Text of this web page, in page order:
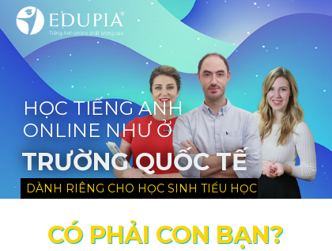
HỌC TIẾNG ANH
ONLINE NHƯ Ở
TRƯỜNG QUỐC TẾ
DÀNH RIÊNG CHO HỌC SINH TIỂU HỌC
CÓ PHẢI CON BẠN?